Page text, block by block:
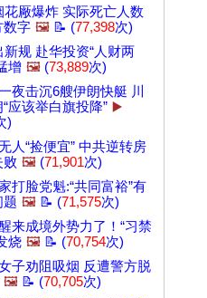
花厰爆炸 实际死亡人数
数字 🖼️ 📝 (77,398次)
新规 赴华投资“人财两
增 🖼️ (73,889次)
夜击沉6艘伊朗快艇 川
应该举白旗投降” ▶️
)
人“捡便宜” 中共逆转房
败 🖼️ (71,901次)
打脸党魁:“共同富裕”有
题 🖼️ 📝 (71,575次)
来成境外势力了！“习禁
烧 🖼️ 📝 (70,754次)
子劝阻吸烟 反遭警方脱
🖼️ 📝 (70,705次)